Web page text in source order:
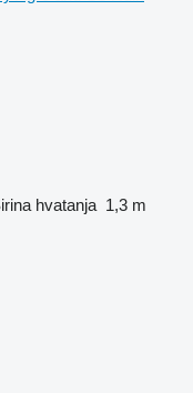
hvatanja 1,3 m